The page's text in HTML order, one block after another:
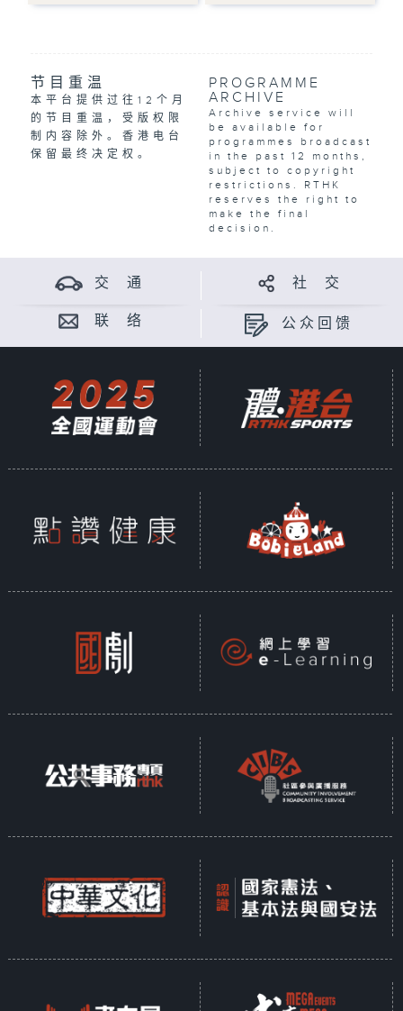
节目重温
本平台提供过往12个月
的节目重温，受版权限
制内容除外。香港电台
保留最终决定权。
PROGRAMME
ARCHIVE
Archive service will
be available for
programmes broadcast
in the past 12 months,
subject to copyright
restrictions. RTHK
reserves the right to
make the final
decision.
交 通 社 交
联 络 公众回馈